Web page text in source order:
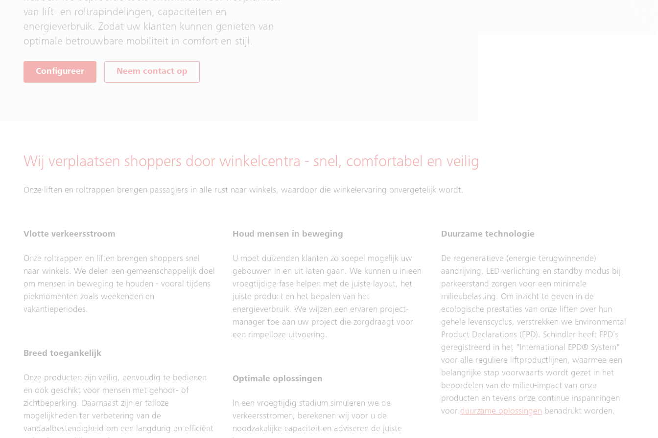
van lift- en roltrapindelingen, capaciteiten en
energieverbruik. Zodat uw klanten kunnen genieten van
optimale betrouwbare mobiliteit in comfort en stijl.
Configureer Neem contact op
Wij verplaatsen shoppers door winkelcentra - snel, comfortabel en veilig
Onze liften en roltrappen brengen passagiers in alle rust naar winkels, waardoor die winkelervaring onvergetelijk wordt.
Vlotte verkeersstroom
Onze roltrappen en liften brengen shoppers snel
naar winkels. We delen een gemeenschappelijk doel
om mensen in beweging te houden - vooral tijdens
piekmomenten zoals weekenden en
vakantieperiodes.
Breed toegankelijk
Onze producten zijn veilig, eenvoudig te bedienen
en ook geschikt voor mensen met gehoor- of
zichtbeperking. Daarnaast zijn er talloze
mogelijkheden ter verbetering van de
vandaalbestendigheid om een langdurig en efficiënt
Houd mensen in beweging
U moet duizenden klanten zo soepel mogelijk uw
gebouwen in en uit laten gaan. We kunnen u in een
vroegtijdige fase helpen met de juiste layout, het
juiste product en het bepalen van het
energieverbruik. We wijzen een ervaren project-
manager toe aan uw project die zorgdraagt voor
een rimpelloze uitvoering.
Optimale oplossingen
In een vroegtijdig stadium simuleren we de
verkeersstromen, berekenen wij voor u de
noodzakelijke capaciteit en adviseren de juiste
Duurzame technologie
De regeneratieve (energie terugwinnende)
aandrijving, LED-verlichting en standby modus bij
parkeerstand zorgen voor een minimale
milieubelasting. Om inzicht te geven in de
ecologische prestaties van onze liften over hun
gehele levenscyclus, verstrekken we Environmental
Product Declarations (EPD). Schindler heeft EPD´s
geregistreerd in het "International EPD® System"
voor alle reguliere liftproductlijnen, waarmee een
belangrijke stap voorwaarts wordt gezet in het
beoordelen van de milieu-impact van onze
producten en tevens onze continue inspanningen
voor duurzame oplossingen benadrukt worden.